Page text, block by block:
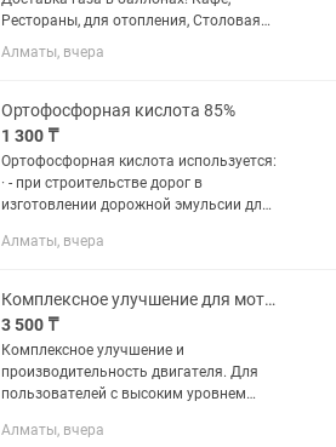
Рестораны, для отопления, Столовая
оптовикам хорошая скидка Быстрая
доставка и установка бесплатно
Время работы 9.00 до 19:00 Продаём...
Алматы, вчера
Ортофосфорная кислота 85%
1 300 ₸
Ортофосфорная кислота используется:
· - при строительстве дорог в
изготовлении дорожной эмульсии для
качестве флюса, · - для очищения от
Алматы, вчера
Комплексное улучшение для мотора
3 500 ₸
Комплексное улучшение и
производительность двигателя. Для
пользователей с высоким уровнем
на 50% специально для холодного
Алматы, вчера